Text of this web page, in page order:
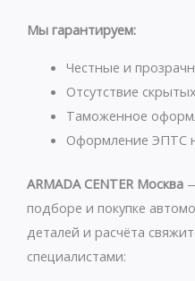
s
p
p
g
a
m
Мы гарантируем:
Честные и
Отсутствие
Таможенное
Оформление ЭПТС
ARMADA CENTER Москва
подборе и покупке
деталей и расчёта
специалистами: